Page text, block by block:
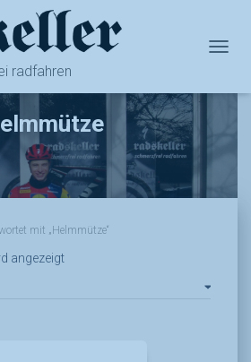
radfahren
mit „Helmmütze“
angezeigt